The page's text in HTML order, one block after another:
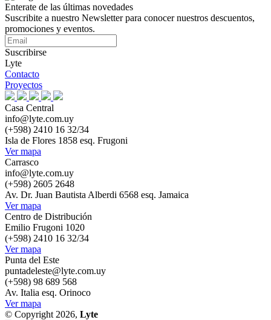
Enterate de las últimas novedades
Suscribite a nuestro Newsletter para conocer nuestros descuentos,
promociones y eventos.
Suscribirse
Lyte
Contacto
Proyectos
Casa Central
info@lyte.com.uy
(+598) 2410 16 32/34
Isla de Flores 1858 esq. Frugoni
Ver mapa
Carrasco
info@lyte.com.uy
(+598) 2605 2648
Av. Dr. Juan Bautista Alberdi 6568 esq. Jamaica
Ver mapa
Centro de Distribución
Emilio Frugoni 1020
(+598) 2410 16 32/34
Ver mapa
Punta del Este
puntadeleste@lyte.com.uy
(+598) 98 689 568
Av. Italia esq. Orinoco
Ver mapa
© Copyright 2026, Lyte